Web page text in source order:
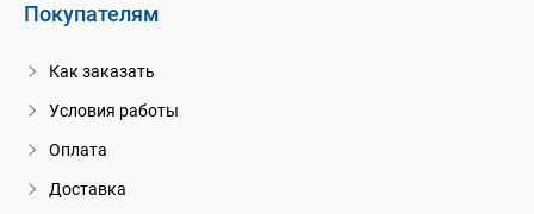
Покупателям
Как заказать
Условия работы
Оплата
Доставка